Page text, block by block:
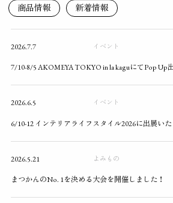
商品情報 新着情報
2026.7.7 イベント
7/10-8/5 AKOMEYA TOKYO in la kaguにてPop Up
2026.6.5 イベント
6/10-12 インテリアライフスタイル2026に出展い
2026.5.21 よみもの
まつかんのNo. 1を決める大会を開催しました！